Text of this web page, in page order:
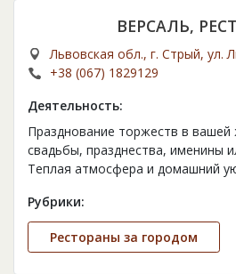
ВЕРСАЛЬ,
Львовская обл., г. Стрый, ул.
+38 (067) 1829129
Деятельность:
Празднование торжеств в вашей
свадьбы, празднества, именины
Теплая атмосфера и домашний
Рубрики:
Рестораны за городом